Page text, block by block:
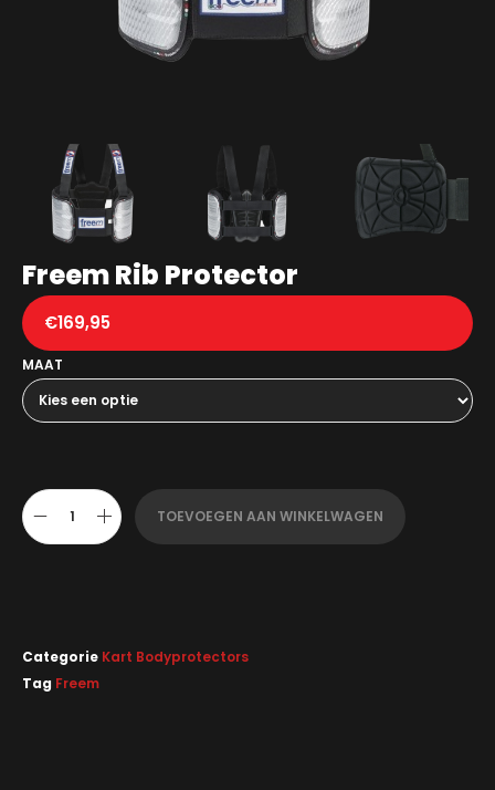
Freem Rib Protector
€169,95
MAAT
TOEVOEGEN AAN WINKELWAGEN
Categorie Kart Bodyprotectors
Tag Freem